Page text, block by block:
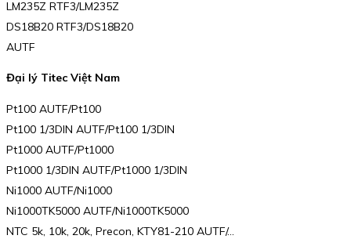
LM235Z RTF3/LM235Z
DS18B20 RTF3/DS18B20
AUTF
Đại lý Titec Việt Nam
Pt100 AUTF/Pt100
Pt100 1/3DIN AUTF/Pt100 1/3DIN
Pt1000 AUTF/Pt1000
Pt1000 1/3DIN AUTF/Pt1000 1/3DIN
Ni1000 AUTF/Ni1000
Ni1000TK5000 AUTF/Ni1000TK5000
NTC 5k, 10k, 20k, Precon, KTY81-210 AUTF/…